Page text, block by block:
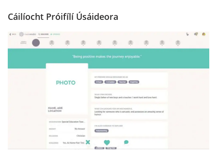
Cáilíocht Próifílí Úsáideora